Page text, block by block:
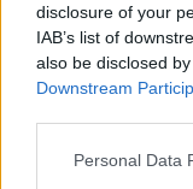
disclosure of your
IAB’s list of
also be disclosed
Downstream
Personal Data
Action24 (Διον.
έχοντας
12αετία